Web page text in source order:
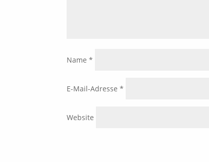
Name *
E-Mail-Adresse *
Website